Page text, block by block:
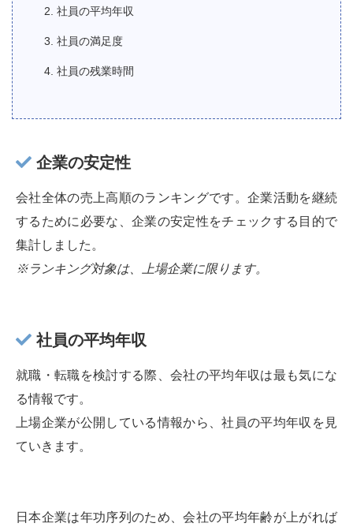
2. 社員の平均年収
3. 社員の満足度
4. 社員の残業時間
企業の安定性
会社全体の売上高順のランキングです。企業活動を継続
するために必要な、企業の安定性をチェックする目的で
集計しました。
※ランキング対象は、上場企業に限ります。
社員の平均年収
就職・転職を検討する際、会社の平均年収は最も気にな
る情報です。
上場企業が公開している情報から、社員の平均年収を見
ていきます。
日本企業は年功序列のため、会社の平均年齢が上がれば